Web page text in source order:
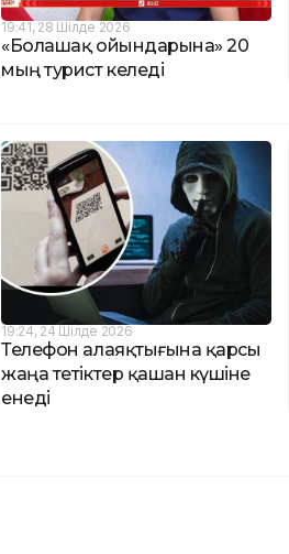
19:41, 28 Шілде 2026
«Болашақ ойындарына» 20
мың турист келеді
19:24, 24 Шілде 2026
Телефон алаяқтығына қарсы
жаңа тетіктер қашан күшіне
енеді